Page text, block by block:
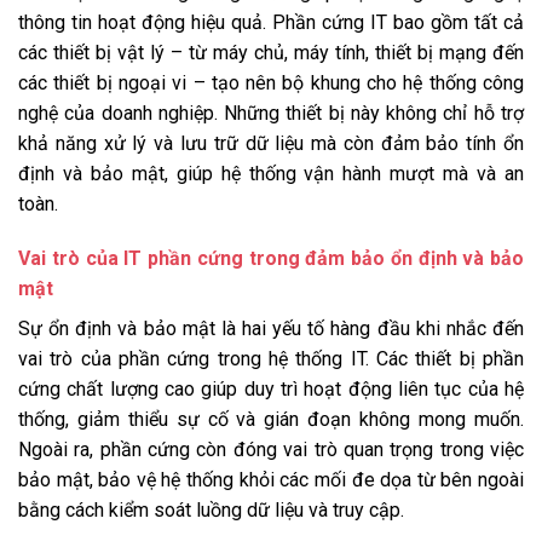
thông tin hoạt động hiệu quả. Phần cứng IT bao gồm tất cả
các thiết bị vật lý – từ máy chủ, máy tính, thiết bị mạng đến
các thiết bị ngoại vi – tạo nên bộ khung cho hệ thống công
nghệ của doanh nghiệp. Những thiết bị này không chỉ hỗ trợ
khả năng xử lý và lưu trữ dữ liệu mà còn đảm bảo tính ổn
định và bảo mật, giúp hệ thống vận hành mượt mà và an
toàn.
Vai trò của IT phần cứng trong đảm bảo ổn định và bảo
mật
Sự ổn định và bảo mật là hai yếu tố hàng đầu khi nhắc đến
vai trò của phần cứng trong hệ thống IT. Các thiết bị phần
cứng chất lượng cao giúp duy trì hoạt động liên tục của hệ
thống, giảm thiểu sự cố và gián đoạn không mong muốn.
Ngoài ra, phần cứng còn đóng vai trò quan trọng trong việc
bảo mật, bảo vệ hệ thống khỏi các mối đe dọa từ bên ngoài
bằng cách kiểm soát luồng dữ liệu và truy cập.